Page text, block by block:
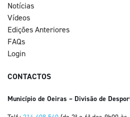
Notícias
Vídeos
Edições Anteriores
FAQs
Login
CONTACTOS
Município de Oeiras – Divisão de